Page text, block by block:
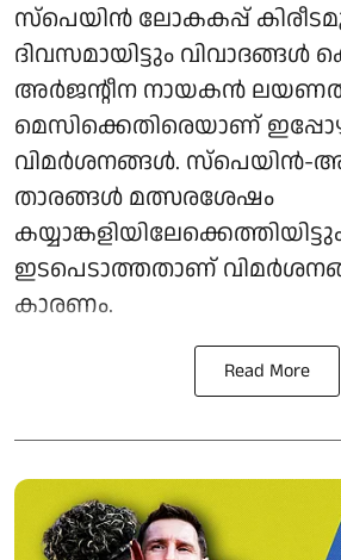
സ്പെയിൻ ലോകകപ്പ്
ദിവസമായിട്ടും വിവാദങ്ങൾ
അർജന്റീന നായകൻ
മെസിക്കെതിരെയാണ്
വിമർശനങ്ങൾ. സ്‌പെയിൻ-
താരങ്ങൾ മത്സരശേഷം
ഇടപെടാത്തതാണ്
കാരണം.
Read More